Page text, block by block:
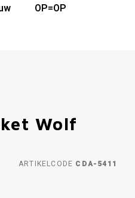
OP=OP
Wolf
ARTIKELCODE CDA-5411